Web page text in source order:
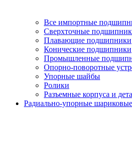
Все импортные
Сверхточные
Плавающие подшипники
Конические подшипники
Промышленные
Опорно-поворотные
Упорные шайбы
Ролики
Разъемные корпуса и
Радиально-упорные